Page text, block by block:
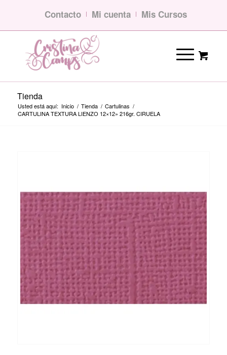
Contacto Mi cuenta Mis Cursos
Tienda
Usted está aquí: Inicio / Tienda / Cartulinas /
CARTULINA TEXTURA LIENZO 12×12» 216gr. CIRUELA